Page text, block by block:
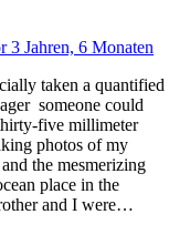
3 Jahren, 6 Monaten
taken a quantified
someone could
five millimeter
photos of my
the mesmerizing
place in the
and I were…